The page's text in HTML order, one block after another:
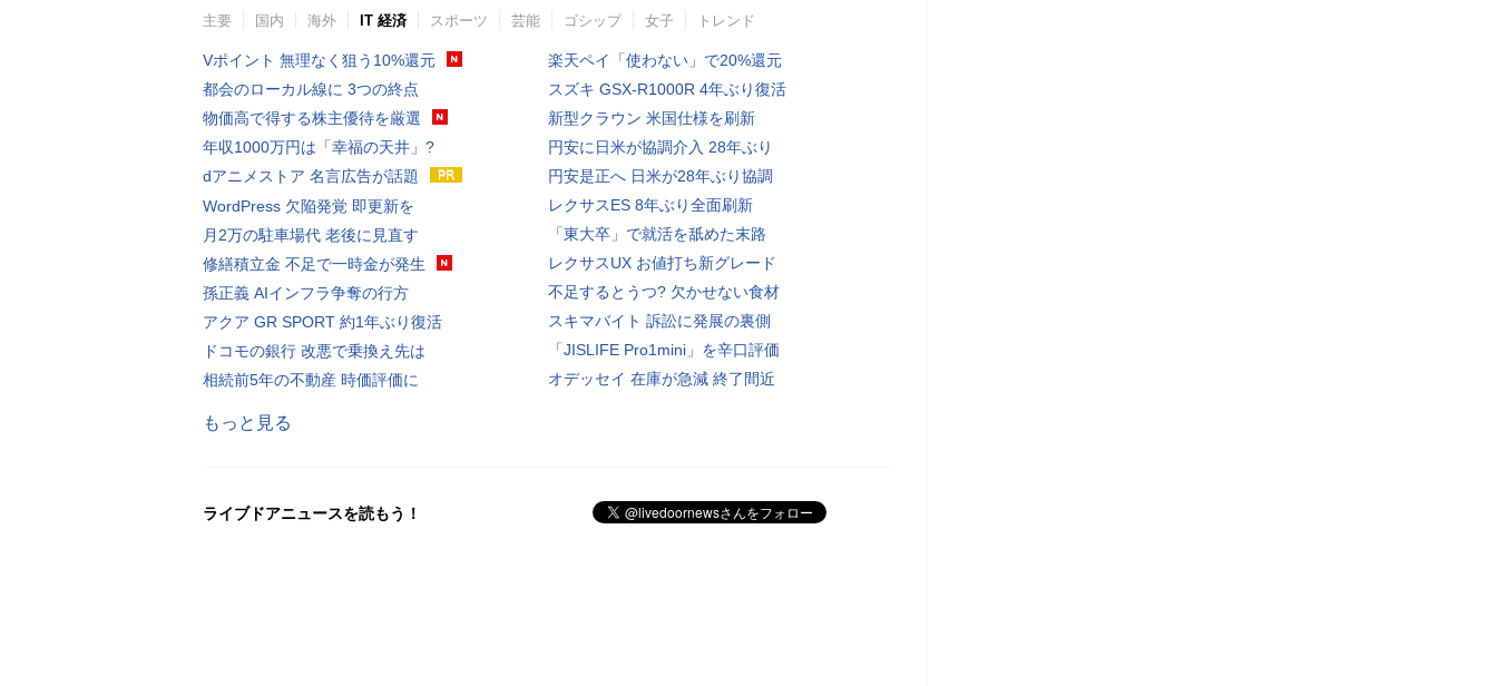
主要 国内 海外 IT 経済 スポーツ 芸能 ゴシップ 女子 トレンド
Vポイント 無理なく狙う10%還元
都会のローカル線に 3つの終点
物価高で得する株主優待を厳選
年収1000万円は「幸福の天井」?
dアニメストア 名言広告が話題
WordPress 欠陥発覚 即更新を
月2万の駐車場代 老後に見直す
修繕積立金 不足で一時金が発生
孫正義 AIインフラ争奪の行方
アクア GR SPORT 約1年ぶり復活
ドコモの銀行 改悪で乗換え先は
相続前5年の不動産 時価評価に
楽天ペイ「使わない」で20%還元
スズキ GSX-R1000R 4年ぶり復活
新型クラウン 米国仕様を刷新
円安に日米が協調介入 28年ぶり
円安是正へ 日米が28年ぶり協調
レクサスES 8年ぶり全面刷新
「東大卒」で就活を舐めた末路
レクサスUX お値打ち新グレード
不足するとうつ? 欠かせない食材
スキマバイト 訴訟に発展の裏側
「JISLIFE Pro1mini」を辛口評価
オデッセイ 在庫が急減 終了間近
もっと見る
ライブドアニュースを読もう！